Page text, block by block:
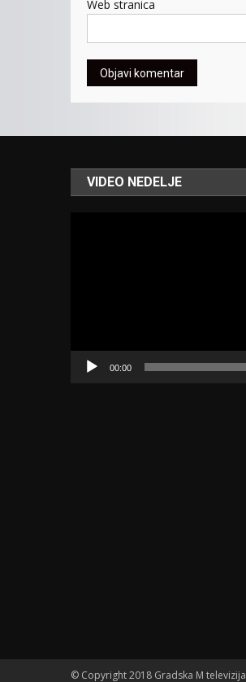
Web stranica
VIDEO NEDELJE
00:00
© Copyright 2018 Gradska M televizija